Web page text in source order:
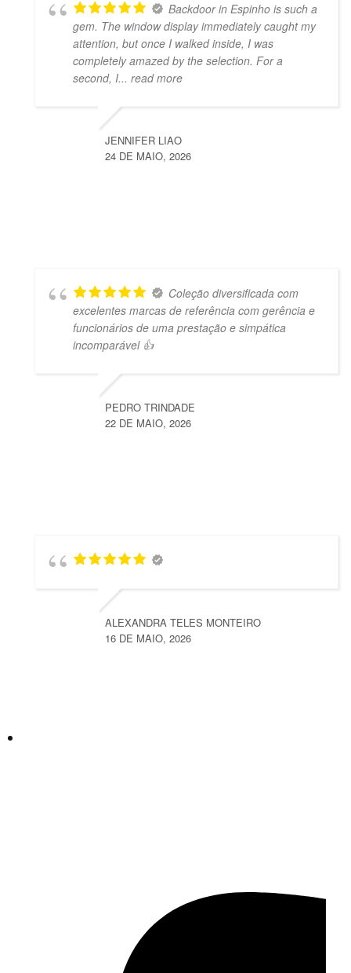
Backdoor in Espinho is such a
gem. The window display immediately caught my
attention, but once I walked inside, I was
completely amazed by the selection. For a
second, I... read more
JENNIFER LIAO
24 DE MAIO, 2026
Coleção diversificada com
excelentes marcas de referência com gerência e
funcionários de uma prestação e simpática
incomparável 👍
PEDRO TRINDADE
22 DE MAIO, 2026
ALEXANDRA TELES MONTEIRO
16 DE MAIO, 2026